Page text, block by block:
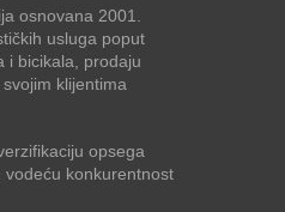
osnovana 2001.
usluga poput
i bicikala, prodaju
klijentima
opsega
konkurentnost